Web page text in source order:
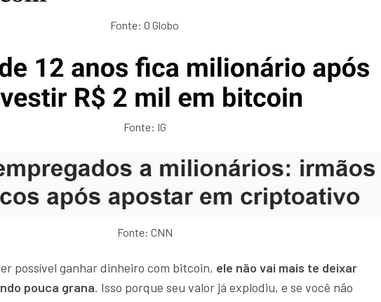
Fonte: O Globo
Fonte: IG
Fonte: CNN
possível ganhar dinheiro com bitcoin, ele não vai mais te deixar
pouca grana. Isso porque seu valor já explodiu, e se você não